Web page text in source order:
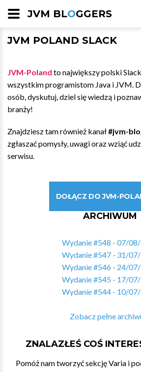
JVM BLOGGERS
JVM POLAND SLACK
JVM-Poland to największy polski
wszystkim programistom Java i JVM.
osób, dyskutuj, dziel się wiedzą i
branży!
Znajdziesz tam również kanał#jvm-
zgłaszać pomysły, uwagi oraz wziąć
serwisu.
DOŁĄCZ DO JVM-
ARCHIWUM
Wydanie #548 - 07/
Wydanie #547 - 31/
Wydanie #546 - 24/
Wydanie #545 - 17/
Wydanie #544 - 10/
Zobacz pełne
ZNALAZŁEŚ COŚ
Pomóż nam tworzyć sekcję Varia i